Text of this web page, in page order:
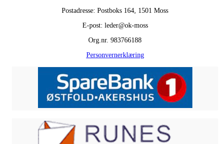
Postadresse: Postboks 164, 1501 Moss
E-post: leder@ok-moss
Org.nr. 983766188
Personvernerklæring